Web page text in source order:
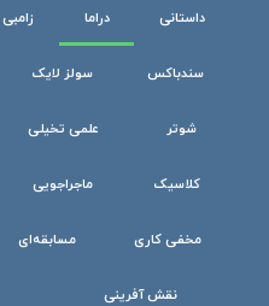
داستانی دراما زامبی
سندباکس سولز لایک
شوتر علمی تخیلی
کلاسیک ماجراجویی
مخفی کاری مسابقه‌ای
نقش آفرینی